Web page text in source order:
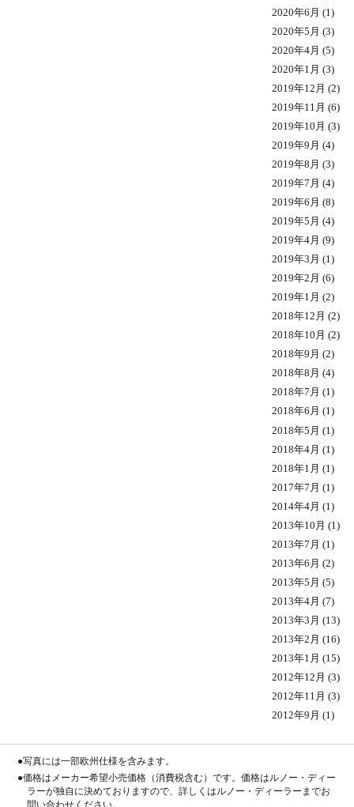
2020年6月 (1)
2020年5月 (3)
2020年4月 (5)
2020年1月 (3)
2019年12月 (2)
2019年11月 (6)
2019年10月 (3)
2019年9月 (4)
2019年8月 (3)
2019年7月 (4)
2019年6月 (8)
2019年5月 (4)
2019年4月 (9)
2019年3月 (1)
2019年2月 (6)
2019年1月 (2)
2018年12月 (2)
2018年10月 (2)
2018年9月 (2)
2018年8月 (4)
2018年7月 (1)
2018年6月 (1)
2018年5月 (1)
2018年4月 (1)
2018年1月 (1)
2017年7月 (1)
2014年4月 (1)
2013年10月 (1)
2013年7月 (1)
2013年6月 (2)
2013年5月 (5)
2013年4月 (7)
2013年3月 (13)
2013年2月 (16)
2013年1月 (15)
2012年12月 (3)
2012年11月 (3)
2012年9月 (1)
●写真には一部欧州仕様を含みます。
●価格はメーカー希望小売価格（消費税含む）です。価格はルノー・ディー
ラーが独自に決めておりますので、詳しくはルノー・ディーラーまでお
問い合わせください。